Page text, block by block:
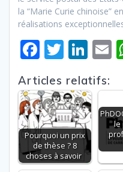
la “Marie Curie chinoise”
réalisations
F
e
b
o
o
k
T
itt
er
Li
k
e
dI
n
E
l
Articles relatifs:
Pourquoi un prix
de thèse ? 8
choses à savoir
le